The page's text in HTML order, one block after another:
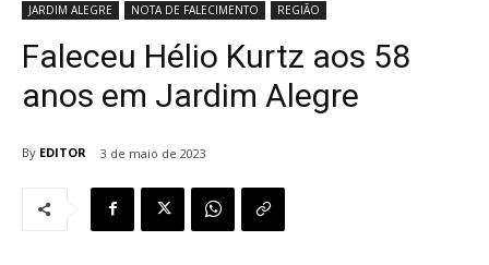
JARDIM ALEGRE NOTA DE FALECIMENTO REGIÃO
Faleceu Hélio Kurtz aos 58
anos em Jardim Alegre
By EDITOR 3 de maio de 2023